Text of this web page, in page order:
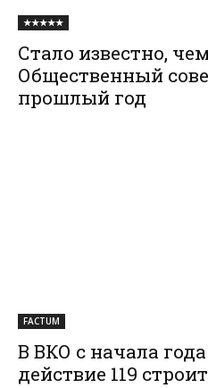
★★★★★
Стало известно,
Общественный
прошлый год
FACTUM
В ВКО с начала
действие 119